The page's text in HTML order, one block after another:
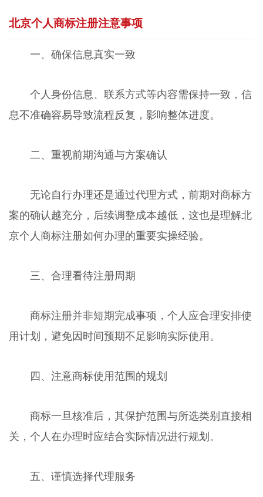
北京个人商标注册注意事项
一、确保信息真实一致
个人身份信息、联系方式等内容需保持一致，信
息不准确容易导致流程反复，影响整体进度。
二、重视前期沟通与方案确认
无论自行办理还是通过代理方式，前期对商标方
案的确认越充分，后续调整成本越低，这也是理解北
京个人商标注册如何办理的重要实操经验。
三、合理看待注册周期
商标注册并非短期完成事项，个人应合理安排使
用计划，避免因时间预期不足影响实际使用。
四、注意商标使用范围的规划
商标一旦核准后，其保护范围与所选类别直接相
关，个人在办理时应结合实际情况进行规划。
五、谨慎选择代理服务